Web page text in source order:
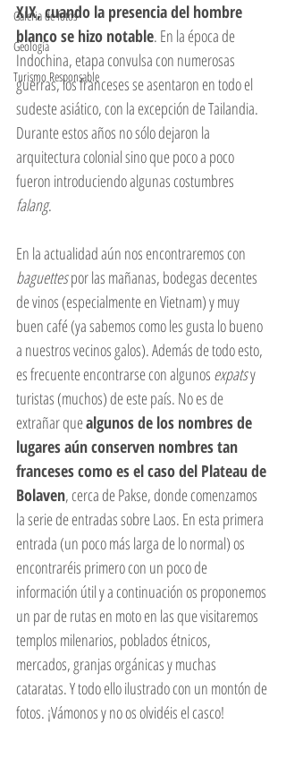
Galeria de fotos
Geología
Turismo Responsable
XIX, cuando la presencia del hombre
blanco se hizo notable. En la época de
Indochina, etapa convulsa con numerosas
guerras, los franceses se asentaron en todo el
sudeste asiático, con la excepción de Tailandia.
Durante estos años no sólo dejaron la
arquitectura colonial sino que poco a poco
fueron introduciendo algunas costumbres
falang.
En la actualidad aún nos encontraremos con
baguettes por las mañanas, bodegas decentes
de vinos (especialmente en Vietnam) y muy
buen café (ya sabemos como les gusta lo bueno
a nuestros vecinos galos). Además de todo esto,
es frecuente encontrarse con algunos expats y
turistas (muchos) de este país. No es de
extrañar que algunos de los nombres de
lugares aún conserven nombres tan
franceses como es el caso del Plateau de
Bolaven, cerca de Pakse, donde comenzamos
la serie de entradas sobre Laos. En esta primera
entrada (un poco más larga de lo normal) os
encontraréis primero con un poco de
información útil y a continuación os proponemos
un par de rutas en moto en las que visitaremos
templos milenarios, poblados étnicos,
mercados, granjas orgánicas y muchas
cataratas. Y todo ello ilustrado con un montón de
fotos. ¡Vámonos y no os olvidéis el casco!